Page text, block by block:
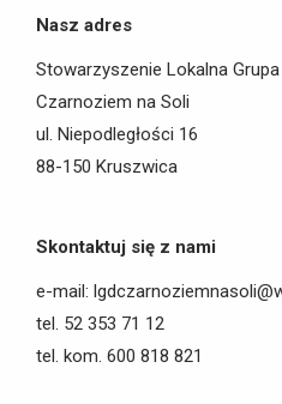
Nasz adres
Stowarzyszenie Lokalna Grupa
Czarnoziem na Soli
ul. Niepodległości 16
88-150 Kruszwica
Skontaktuj się z nami
e-mail:
tel. 52 353 71 12
tel. kom. 600 818 821